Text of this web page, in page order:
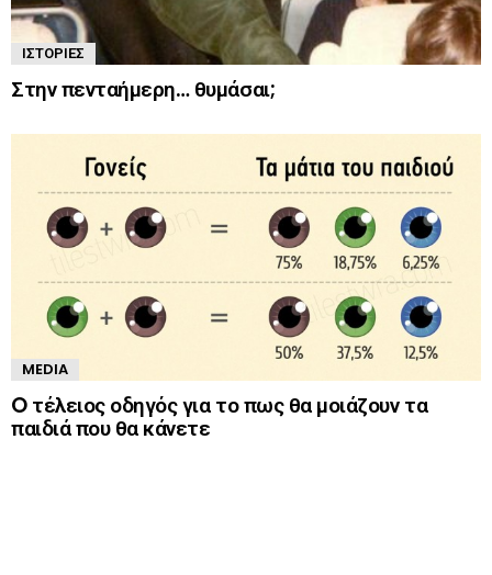
ΙΣΤΟΡΊΕΣ
Στην πενταήμερη… θυμάσαι;
MEDIA
O τέλειος οδηγός για το πως θα μοιάζουν τα
παιδιά που θα κάνετε